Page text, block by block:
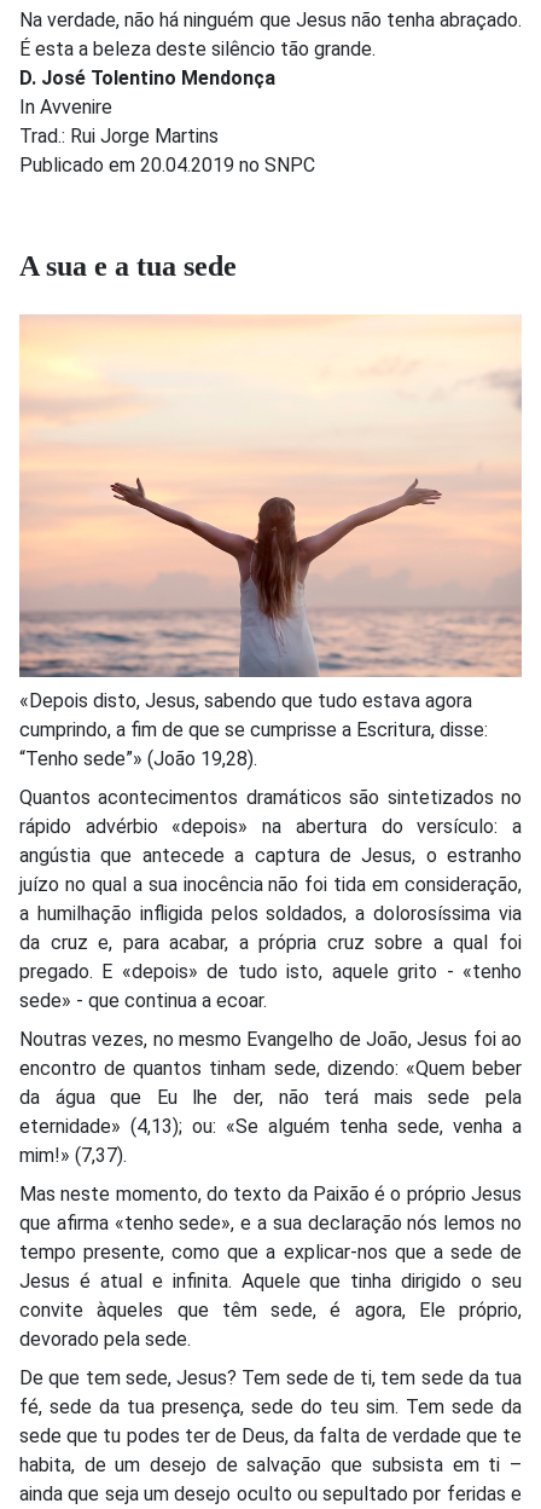
Na verdade, não há ninguém que Jesus não tenha abraçado.
É esta a beleza deste silêncio tão grande.
D. José Tolentino Mendonça
In Avvenire
Trad.: Rui Jorge Martins
Publicado em 20.04.2019 no SNPC
A sua e a tua sede
«Depois disto, Jesus, sabendo que tudo estava agora
cumprindo, a fim de que se cumprisse a Escritura, disse:
“Tenho sede”» (João 19,28).
Quantos acontecimentos dramáticos são sintetizados no
rápido advérbio «depois» na abertura do versículo: a
angústia que antecede a captura de Jesus, o estranho
juízo no qual a sua inocência não foi tida em consideração,
a humilhação infligida pelos soldados, a dolorosíssima via
da cruz e, para acabar, a própria cruz sobre a qual foi
pregado. E «depois» de tudo isto, aquele grito - «tenho
sede» - que continua a ecoar.
Noutras vezes, no mesmo Evangelho de João, Jesus foi ao
encontro de quantos tinham sede, dizendo: «Quem beber
da água que Eu lhe der, não terá mais sede pela
eternidade» (4,13); ou: «Se alguém tenha sede, venha a
mim!» (7,37).
Mas neste momento, do texto da Paixão é o próprio Jesus
que afirma «tenho sede», e a sua declaração nós lemos no
tempo presente, como que a explicar-nos que a sede de
Jesus é atual e infinita. Aquele que tinha dirigido o seu
convite àqueles que têm sede, é agora, Ele próprio,
devorado pela sede.
De que tem sede, Jesus? Tem sede de ti, tem sede da tua
fé, sede da tua presença, sede do teu sim. Tem sede da
sede que tu podes ter de Deus, da falta de verdade que te
habita, de um desejo de salvação que subsista em ti –
ainda que seja um desejo oculto ou sepultado por feridas e